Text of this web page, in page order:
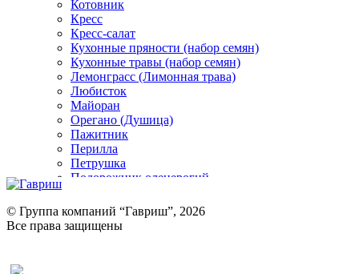
Котовник
Кресс
Кресс-салат
Кухонные пряности (набор семян)
Кухонные травы (набор семян)
Лемонграсс (Лимонная трава)
Любисток
Майоран
Орегано (Душица)
Пажитник
Перилла
Петрушка
Подорожник оленерогий
Ревень
Рукола
Рута
© Группа компаний “Гавриш”, 2026
Все права защищены